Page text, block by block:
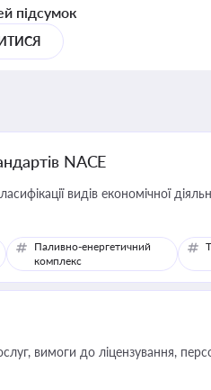
підсумок
NACE
видів економічної
Паливно-енергетичний
комплекс
вимоги до ліцензування,